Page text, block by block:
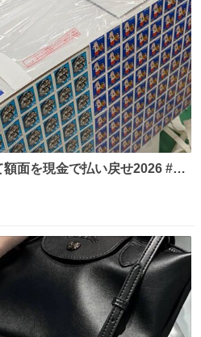
面を現金で払い戻せ2026 #日